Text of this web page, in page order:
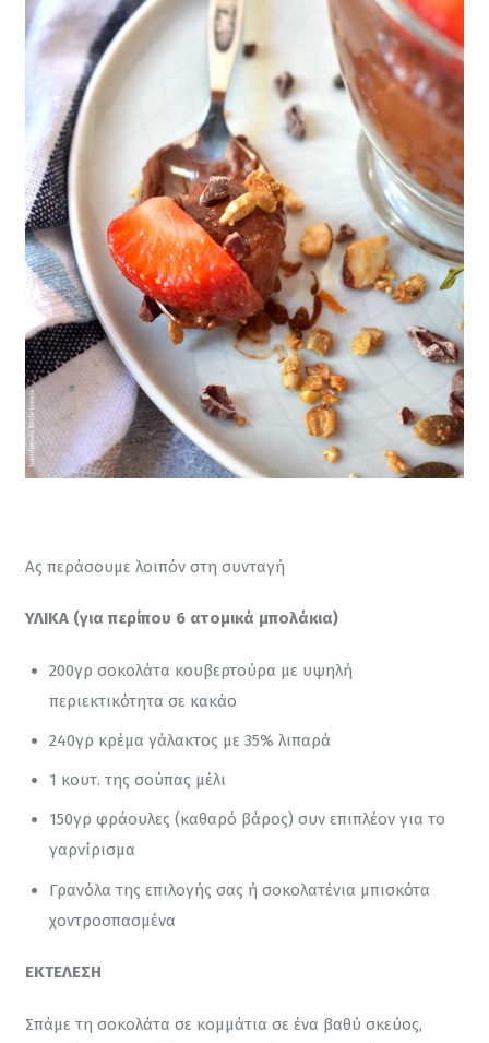
Ας περάσουμε λοιπόν στη συνταγή
ΥΛΙΚΑ (για περίπου 6 ατομικά μπολάκια)
200γρ σοκολάτα κουβερτούρα με υψηλή
περιεκτικότητα σε κακάο
240γρ κρέμα γάλακτος με 35% λιπαρά
1 κουτ. της σούπας μέλι
150γρ φράουλες (καθαρό βάρος) συν επιπλέον για το
γαρνίρισμα
Γρανόλα της επιλογής σας ή σοκολατένια μπισκότα
χοντροσπασμένα
ΕΚΤΕΛΕΣΗ
Σπάμε τη σοκολάτα σε κομμάτια σε ένα βαθύ σκεύος,